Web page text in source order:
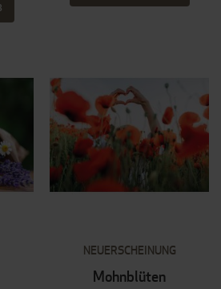
NEUERSCHEINUNG
Mohnblüten